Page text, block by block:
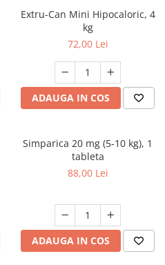
Extru-Can Mini Hipocaloric, 4
kg
72,00 Lei
ADAUGA IN COS
Simparica 20 mg (5-10 kg), 1
tableta
88,00 Lei
ADAUGA IN COS